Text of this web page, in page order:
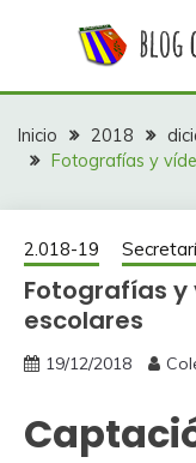
colegio La
Inicio 2018
Fotografías y
2.018-19
Fotografías
escolares
19/12/2018